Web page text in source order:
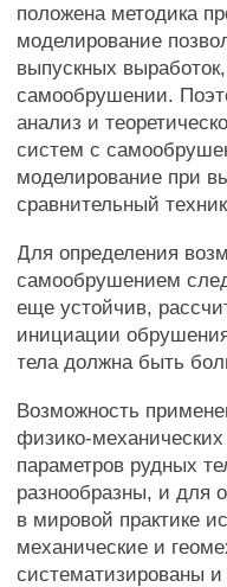
положена методика
моделирование
выпускных
самообрушении.
анализ и
систем с
моделирование при
сравнительный
Для определения
самообрушением
еще устойчив,
инициации
тела должна быть
Возможность
физико-
параметров рудных
разнообразны, и для
в мировой практике
механические и
систематизированы